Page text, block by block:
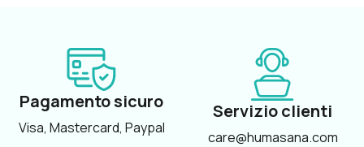
Pagamento sicuro
Visa, Mastercard, Paypal
Servizio clienti
care@humasana.com